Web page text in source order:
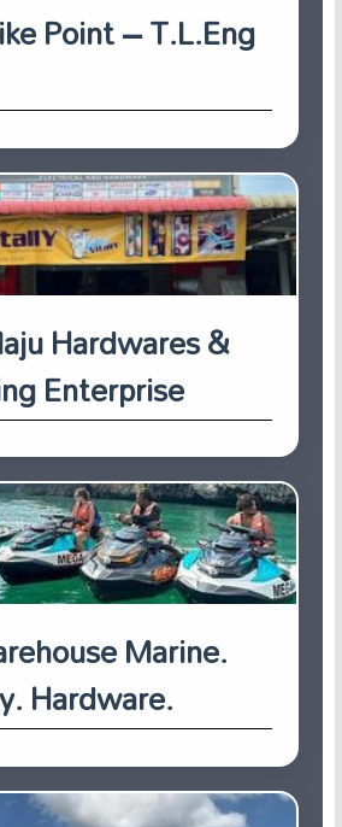
Point – T.L.Eng
Hardwares &
Enterprise
Marine.
Hardware.